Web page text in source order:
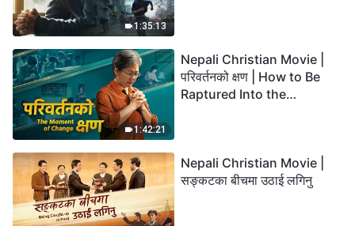
1:35:13
1:42:21
Nepali Christian Movie |
परिवर्तनको क्षण | How to Be
Raptured Into the
Nepali Christian Movie |
सङ्कटका बीचमा उठाई लगिनु